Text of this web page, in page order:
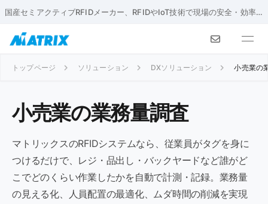
国産セミアクティブRFIDメーカー、RFIDやIoT技術で現場の安全・効率化を実現
トップページ ソリューション DXソリューション 小売業の
小売業の業務量調査
マトリックスのRFIDシステムなら、従業員がタグを身に
つけるだけで、レジ・品出し・バックヤードなど誰がど
こでどのくらい作業したかを自動で計測・記録。業務量
の見える化、人員配置の最適化、ムダ時間の削減を実現